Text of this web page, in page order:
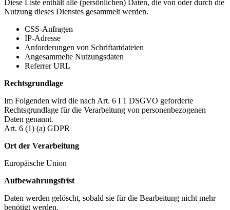
Diese Liste enthält alle (persönlichen) Daten, die von oder durch die
Nutzung dieses Dienstes gesammelt werden.
CSS-Anfragen
IP-Adresse
Anforderungen von Schriftartdateien
Angesammelte Nutzungsdaten
Referrer URL
Rechtsgrundlage
Im Folgenden wird die nach Art. 6 I 1 DSGVO geforderte
Rechtsgrundlage für die Verarbeitung von personenbezogenen
Daten genannt.
Art. 6 (1) (a) GDPR
Ort der Verarbeitung
Europäische Union
Aufbewahrungsfrist
Daten werden gelöscht, sobald sie für die Bearbeitung nicht mehr
benötigt werden.